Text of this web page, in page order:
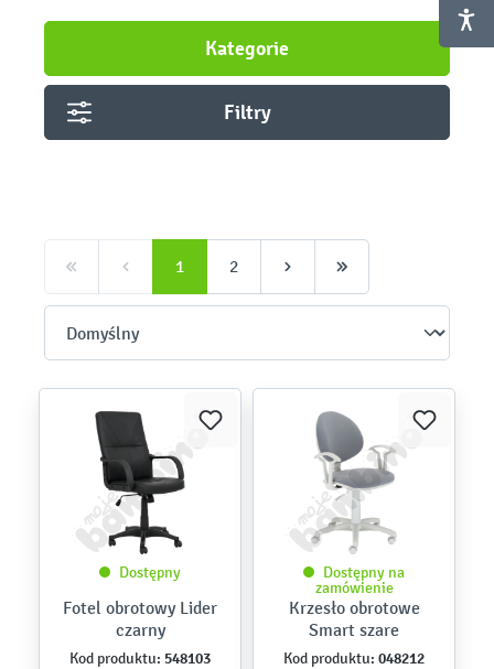
Kategorie
Filtry
1 2
Dostępny
Fotel obrotowy Lider
czarny
Kod produktu: 548103
Dostępny na
zamówienie
Krzesło obrotowe
Smart szare
Kod produktu: 048212